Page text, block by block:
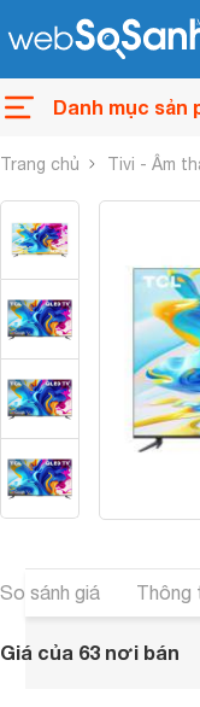
Danh mục sản
Trang chủ Tivi - Âm
So sánh giá Thông
Giá của 63 nơi bán